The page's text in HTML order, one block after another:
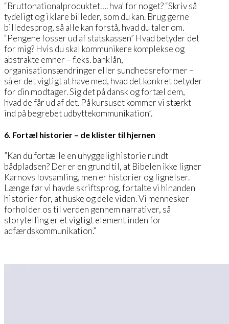
“Bruttonationalproduktet…. hva’ for noget? “Skriv så
tydeligt og i klare billeder, som du kan. Brug gerne
billedesprog, så alle kan forstå, hvad du taler om.
“Pengene fosser ud af statskassen” Hvad betyder det
for mig? Hvis du skal kommunikere komplekse og
abstrakte emner – f.eks. banklån,
organisationsændringer eller sundhedsreformer –
så er det vigtigt at have med, hvad det konkret betyder
for din modtager. Sig det på dansk og fortæl dem,
hvad de får ud af det. På kursuset kommer vi stærkt
ind på begrebet udbyttekommunikation”.
6. Fortæl historier – de klister til hjernen
”Kan du fortælle en uhyggelig historie rundt
bådpladsen? Der er en grund til, at Bibelen ikke ligner
Karnovs lovsamling, men er historier og lignelser.
Længe før vi havde skriftsprog, fortalte vi hinanden
historier for, at huske og dele viden. Vi mennesker
forholder os til verden gennem narrativer, så
storytelling er et vigtigt element inden for
adfærdskommunikation.”